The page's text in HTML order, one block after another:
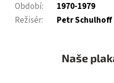
Období:
1970-1979
Režisér: Petr Schulhoff
Naše